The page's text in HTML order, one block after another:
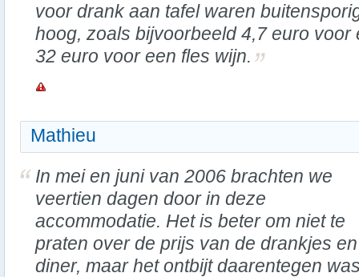
voor drank aan tafel waren
hoog, zoals bijvoorbeeld 4,7 euro voor
32 euro voor een fles wijn.
Mathieu
In mei en juni van 2006 brachten we
veertien dagen door in deze
accommodatie. Het is beter om niet te
praten over de prijs van de drankjes
diner, maar het ontbijt daarentegen